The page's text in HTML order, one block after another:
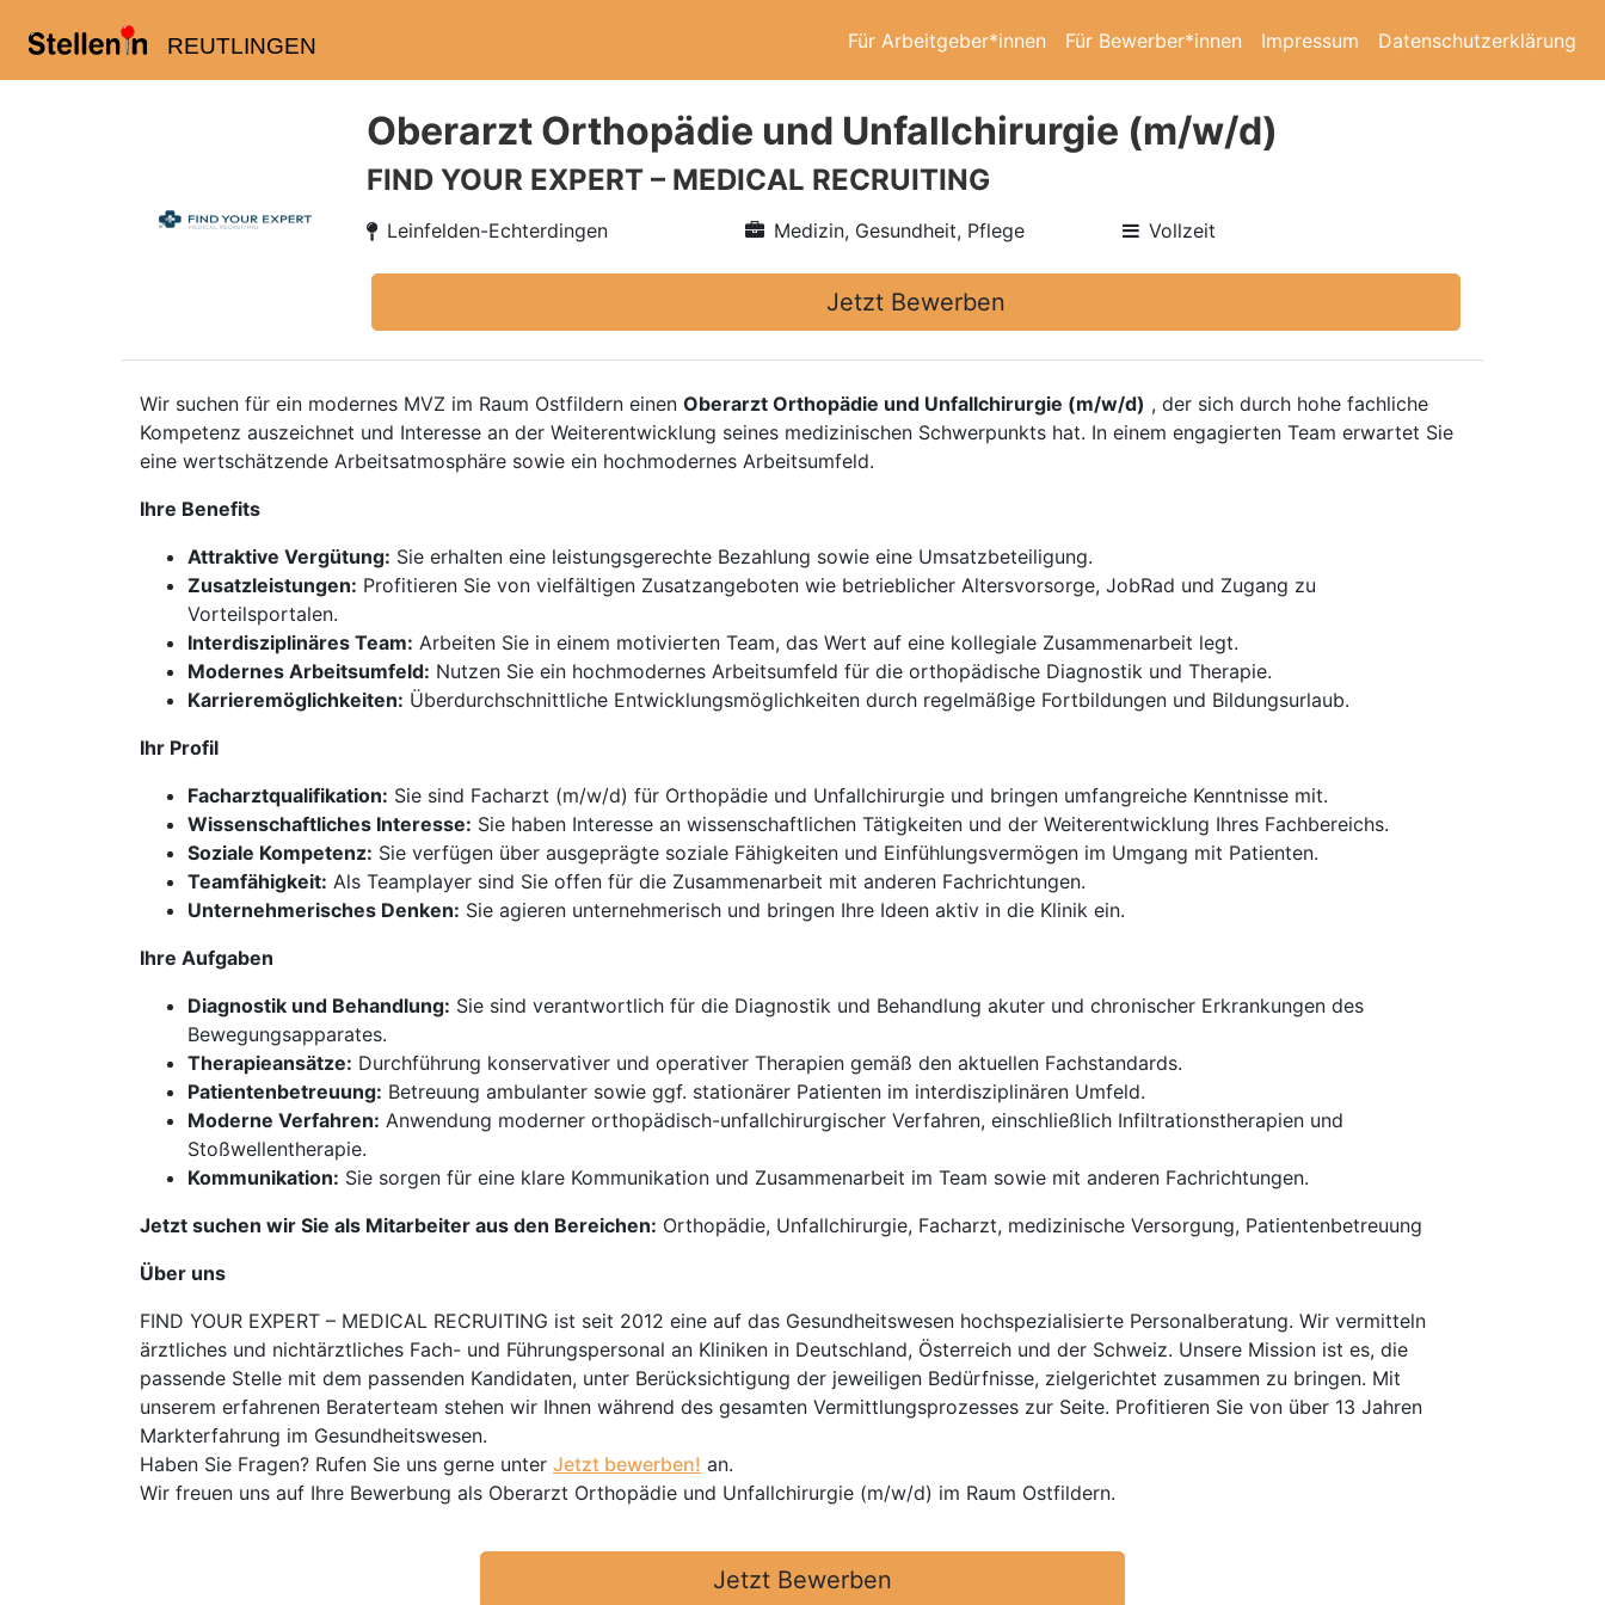
REUTLINGEN Für Arbeitgeber*innen Für Bewerber*innen Impressum Datenschutzerklärung
Oberarzt Orthopädie und Unfallchirurgie (m/w/d)
FIND YOUR EXPERT – MEDICAL RECRUITING
Leinfelden-Echterdingen Medizin, Gesundheit, Pflege Vollzeit
Jetzt Bewerben
Wir suchen für ein modernes MVZ im Raum Ostfildern einen Oberarzt Orthopädie und Unfallchirurgie (m/w/d) , der sich durch hohe fachliche
Kompetenz auszeichnet und Interesse an der Weiterentwicklung seines medizinischen Schwerpunkts hat. In einem engagierten Team erwartet Sie
eine wertschätzende Arbeitsatmosphäre sowie ein hochmodernes Arbeitsumfeld.
Ihre Benefits
Attraktive Vergütung: Sie erhalten eine leistungsgerechte Bezahlung sowie eine Umsatzbeteiligung.
Zusatzleistungen: Profitieren Sie von vielfältigen Zusatzangeboten wie betrieblicher Altersvorsorge, JobRad und Zugang zu
Vorteilsportalen.
Interdisziplinäres Team: Arbeiten Sie in einem motivierten Team, das Wert auf eine kollegiale Zusammenarbeit legt.
Modernes Arbeitsumfeld: Nutzen Sie ein hochmodernes Arbeitsumfeld für die orthopädische Diagnostik und Therapie.
Karrieremöglichkeiten: Überdurchschnittliche Entwicklungsmöglichkeiten durch regelmäßige Fortbildungen und Bildungsurlaub.
Ihr Profil
Facharztqualifikation: Sie sind Facharzt (m/w/d) für Orthopädie und Unfallchirurgie und bringen umfangreiche Kenntnisse mit.
Wissenschaftliches Interesse: Sie haben Interesse an wissenschaftlichen Tätigkeiten und der Weiterentwicklung Ihres Fachbereichs.
Soziale Kompetenz: Sie verfügen über ausgeprägte soziale Fähigkeiten und Einfühlungsvermögen im Umgang mit Patienten.
Teamfähigkeit: Als Teamplayer sind Sie offen für die Zusammenarbeit mit anderen Fachrichtungen.
Unternehmerisches Denken: Sie agieren unternehmerisch und bringen Ihre Ideen aktiv in die Klinik ein.
Ihre Aufgaben
Diagnostik und Behandlung: Sie sind verantwortlich für die Diagnostik und Behandlung akuter und chronischer Erkrankungen des
Bewegungsapparates.
Therapieansätze: Durchführung konservativer und operativer Therapien gemäß den aktuellen Fachstandards.
Patientenbetreuung: Betreuung ambulanter sowie ggf. stationärer Patienten im interdisziplinären Umfeld.
Moderne Verfahren: Anwendung moderner orthopädisch-unfallchirurgischer Verfahren, einschließlich Infiltrationstherapien und
Stoßwellentherapie.
Kommunikation: Sie sorgen für eine klare Kommunikation und Zusammenarbeit im Team sowie mit anderen Fachrichtungen.
Jetzt suchen wir Sie als Mitarbeiter aus den Bereichen: Orthopädie, Unfallchirurgie, Facharzt, medizinische Versorgung, Patientenbetreuung
Über uns
FIND YOUR EXPERT – MEDICAL RECRUITING ist seit 2012 eine auf das Gesundheitswesen hochspezialisierte Personalberatung. Wir vermitteln
ärztliches und nichtärztliches Fach- und Führungspersonal an Kliniken in Deutschland, Österreich und der Schweiz. Unsere Mission ist es, die
passende Stelle mit dem passenden Kandidaten, unter Berücksichtigung der jeweiligen Bedürfnisse, zielgerichtet zusammen zu bringen. Mit
unserem erfahrenen Beraterteam stehen wir Ihnen während des gesamten Vermittlungsprozesses zur Seite. Profitieren Sie von über 13 Jahren
Markterfahrung im Gesundheitswesen.
Haben Sie Fragen? Rufen Sie uns gerne unter Jetzt bewerben! an.
Wir freuen uns auf Ihre Bewerbung als Oberarzt Orthopädie und Unfallchirurgie (m/w/d) im Raum Ostfildern.
Jetzt Bewerben